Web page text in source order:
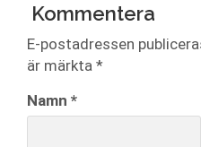
Kommentera
E-postadressen
är märkta *
Namn *